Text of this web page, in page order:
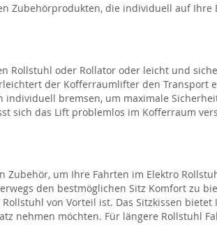
Zubehörprodukten, die individuell auf
Rollstuhl oder Rollator oder leicht und
der Kofferraumlifter den Transport
bremsen, um maximale
sich das Lift problemlos im Kofferraum
Zubehör, um Ihre Fahrten im Elektro
den bestmöglichen Sitz Komfort zu
Rollstuhl von Vorteil ist. Das Sitzkissen
nehmen möchten. Für längere Rollstuhl